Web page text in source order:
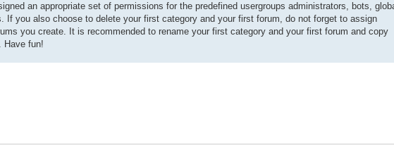
an appropriate set of permissions for the predefined usergroups administrators, bots,
If you also choose to delete your first category and your first forum, do not forget to assign
you create. It is recommended to rename your first category and your first forum and copy
Have fun!